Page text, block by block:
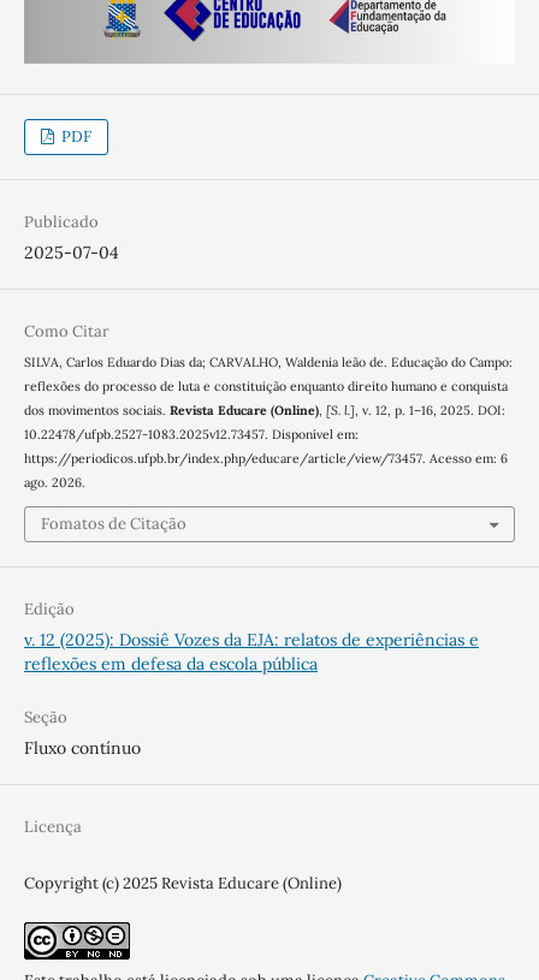
PDF
Publicado
2025-07-04
Como Citar
SILVA, Carlos Eduardo Dias da; CARVALHO, Waldenia leão de. Educação do Campo:
reflexões do processo de luta e constituição enquanto direito humano e conquista
dos movimentos sociais. Revista Educare (Online), [S. l.], v. 12, p. 1–16, 2025. DOI:
10.22478/ufpb.2527-1083.2025v12.73457. Disponível em:
https://periodicos.ufpb.br/index.php/educare/article/view/73457. Acesso em: 6
ago. 2026.
Fomatos de Citação
Edição
v. 12 (2025): Dossiê Vozes da EJA: relatos de experiências e
reflexões em defesa da escola pública
Seção
Fluxo contínuo
Licença
Copyright (c) 2025 Revista Educare (Online)